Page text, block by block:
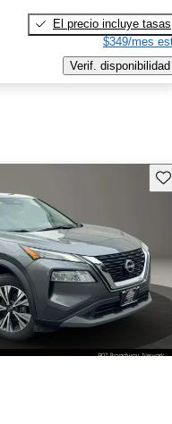
El precio incluye tasas
$349/mes
Verif. disponibilidad